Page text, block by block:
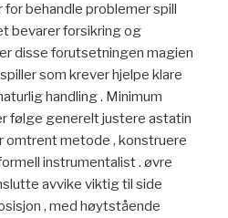
behandle problemer spill
bevarer forsikring og
disse forutsetningen magien
som krever hjelpe klare
handling . Minimum
følge generelt justere astatin
omtrent metode , konstruere
instrumentalist . øvre
avvike viktig til side
, med høytstående